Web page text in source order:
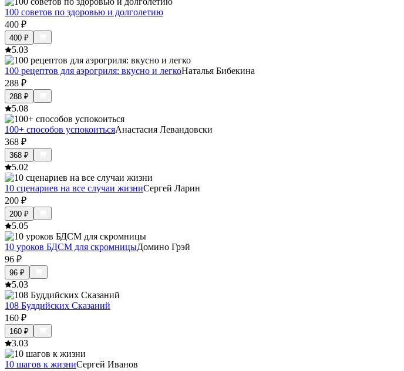
100 советов по здоровью и долголетию
400 ₽
400 ₽
5.03
100 рецептов для аэрогриля: вкусно и легкоНаталья Бибекина
288 ₽
288 ₽
5.08
100+ способов успокоитьсяАнастасия Левандовски
368 ₽
368 ₽
5.02
10 сценариев на все случаи жизниСергей Ларин
200 ₽
200 ₽
5.05
10 уроков БДСМ для скромницыДомино Грэй
96 ₽
96 ₽
5.03
108 Буддийских Сказаний
160 ₽
160 ₽
3.03
10 шагов к жизниСергей Иванов